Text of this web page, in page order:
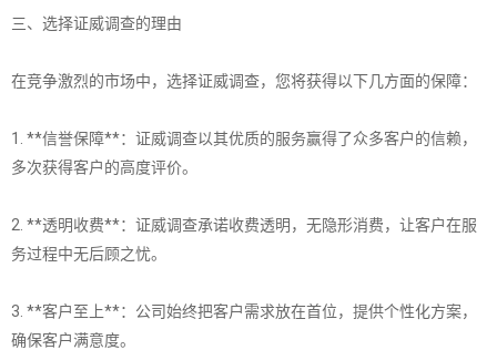
三、选择证威调查的理由
在竞争激烈的市场中，选择证威调查，您将获得以下几方面的保障：
1. **信誉保障**：证威调查以其优质的服务赢得了众多客户的信赖，
多次获得客户的高度评价。
2. **透明收费**：证威调查承诺收费透明，无隐形消费，让客户在服
务过程中无后顾之忧。
3. **客户至上**：公司始终把客户需求放在首位，提供个性化方案，
确保客户满意度。